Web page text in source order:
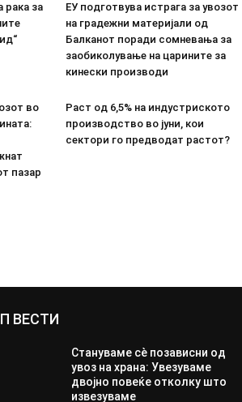
за
ЕУ подготвува истрага за увозот
на градежни материјали од
Балканот поради сомневања за
заобиколување на царините за
кинески производи
во
пазар
Раст од 6,5% на индустриското
производство во јуни, кои
сектори го предводат растот?
ВЕСТИ
Стануваме сè позависни од
увоз на храна: Увезуваме
двојно повеќе отколку што
извезуваме